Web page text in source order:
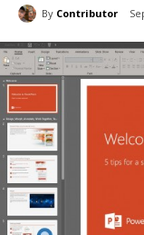
By Contributor